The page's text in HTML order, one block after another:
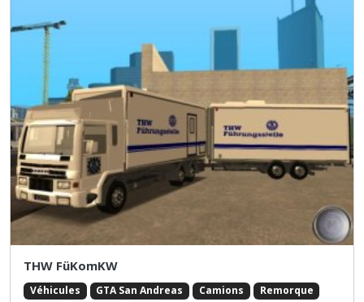
THW FüKomKW
Véhicules GTA San Andreas Camions
Remorque